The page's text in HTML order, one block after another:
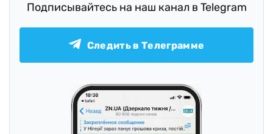
Подписывайтесь на наш канал в Telegram
Следить в Телеграмме